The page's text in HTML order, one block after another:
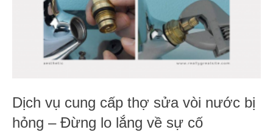
Dịch vụ cung cấp thợ sửa vòi nước bị
hỏng – Đừng lo lắng về sự cố